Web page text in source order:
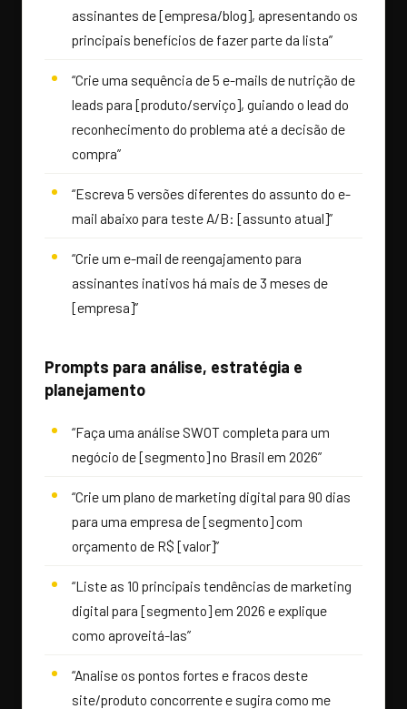
assinantes de [empresa/blog], apresentando os
principais benefícios de fazer parte da lista”
“Crie uma sequência de 5 e-mails de nutrição de
leads para [produto/serviço], guiando o lead do
reconhecimento do problema até a decisão de
compra”
“Escreva 5 versões diferentes do assunto do e-
mail abaixo para teste A/B: [assunto atual]”
“Crie um e-mail de reengajamento para
assinantes inativos há mais de 3 meses de
[empresa]”
Prompts para análise, estratégia e
planejamento
“Faça uma análise SWOT completa para um
negócio de [segmento] no Brasil em 2026”
“Crie um plano de marketing digital para 90 dias
para uma empresa de [segmento] com
orçamento de R$ [valor]”
“Liste as 10 principais tendências de marketing
digital para [segmento] em 2026 e explique
como aproveitá-las”
“Analise os pontos fortes e fracos deste
site/produto concorrente e sugira como me